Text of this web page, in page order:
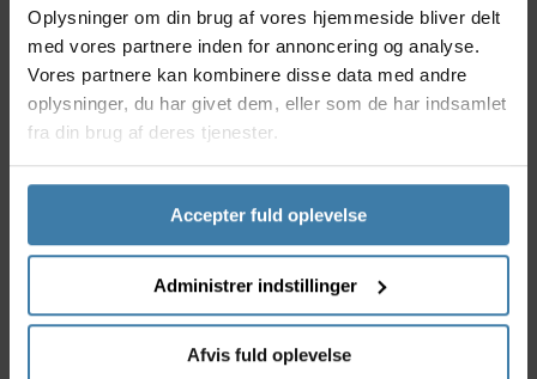
Oplysninger om din brug af vores hjemmeside bliver delt
med vores partnere inden for annoncering og analyse.
Vores partnere kan kombinere disse data med andre
oplysninger, du har givet dem, eller som de har indsamlet
fra din brug af deres tjenester.
Accepter fuld oplevelse
Administrer indstillinger
Afvis fuld oplevelse
Anvendelse
Volare Disney Biler Juniorcykel er skabt til unge
begyndere, som ønsker en sikker og sjov
introduktion til cykling. Den henvender sig primært til
børn, der lærer at cykle eller allerede elsker at
deres selvtillid og motoriske færdigheder - samtidig
med, at Disney Cars-universet vækker glæde og
motivation.
Derfor skal du vælge Volare Disney Biler
Juniorcykel
Vælg Volare Disney Biler Juniorcykel for at give dit